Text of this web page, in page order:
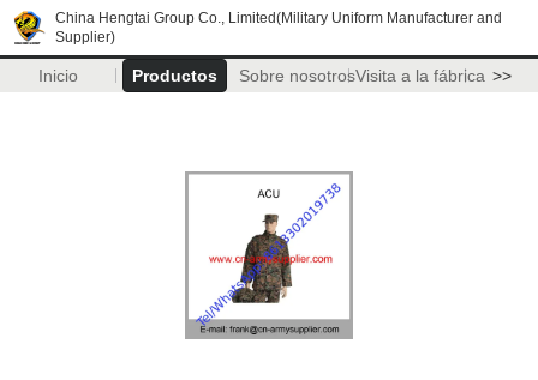
China Hengtai Group Co., Limited(Military Uniform Manufacturer and
Supplier)
Inicio Productos Sobre nosotrosVisita a la fábrica >>